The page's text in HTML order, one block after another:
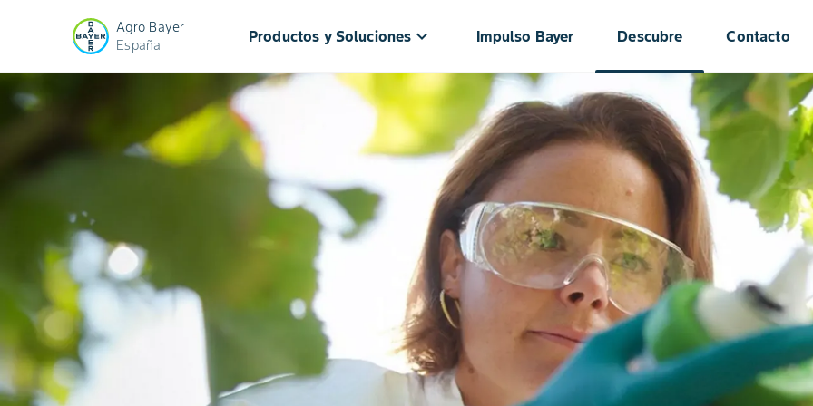
Agro Bayer
España
Productos y Soluciones keyboard_arrow_down Impulso Bayer Descubre Contacto